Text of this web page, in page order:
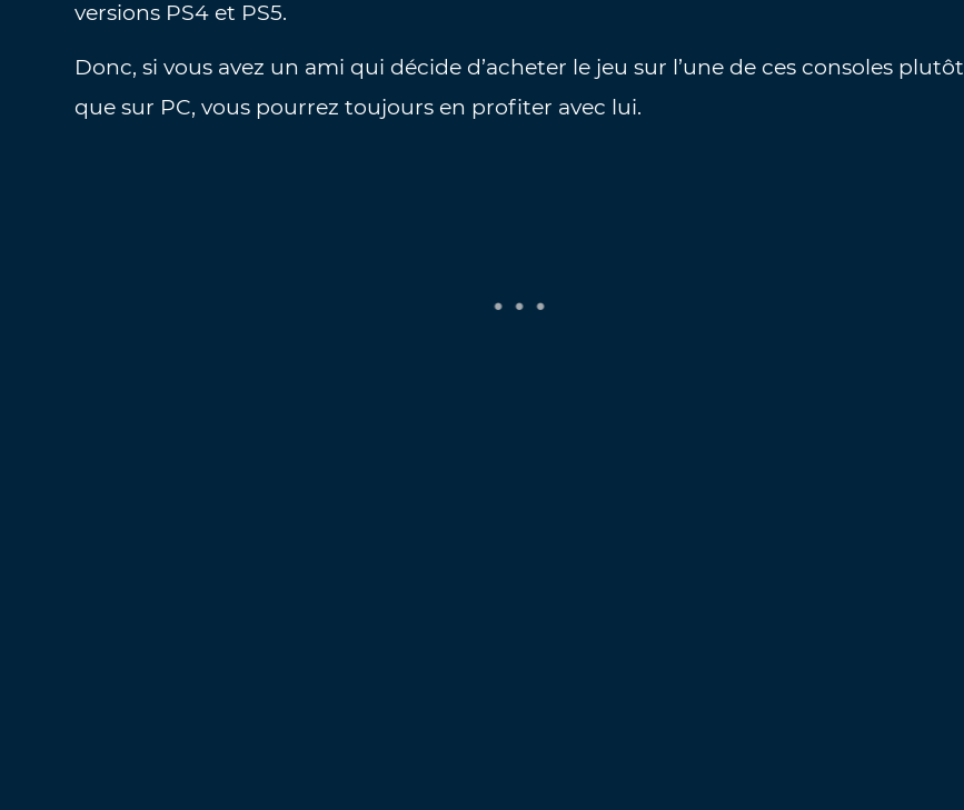
versions PS4 et PS5.
Donc, si vous avez un ami qui décide d’acheter le jeu sur l’une de ces consoles plutôt
que sur PC, vous pourrez toujours en profiter avec lui.